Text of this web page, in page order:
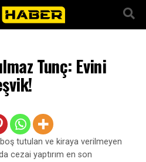
Tunç: Evini
tutulan ve kiraya verilmeyen
cezai yaptırım en son